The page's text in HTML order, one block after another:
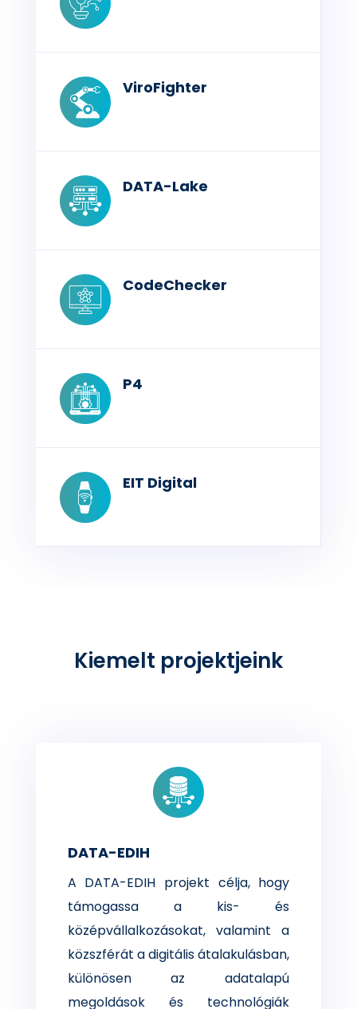
ViroFighter
DATA-Lake
CodeChecker
P4
EIT Digital
Kiemelt projektjeink
DATA-EDIH
A DATA-EDIH projekt célja, hogy
támogassa a kis- és
középvállalkozásokat, valamint a
közszférát a digitális átalakulásban,
különösen az adatalapú
megoldások és technológiák